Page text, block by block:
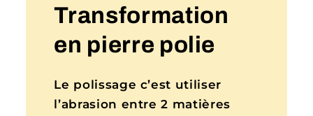
Transformation
en pierre polie
Le polissage c’est utiliser
l’abrasion entre 2 matières